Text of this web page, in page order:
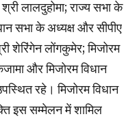
लालदुहोमा; राज्य सभा के
सभा के अध्यक्ष और सीपीए
शेरिंगेन लोंगकुमेर; मिजोरम
और मिजोरम विधान
रहे। मिजोरम विधान
इस सम्मेलन में शामिल